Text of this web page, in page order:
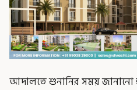
আদালতে শুনানির সময় জানানো